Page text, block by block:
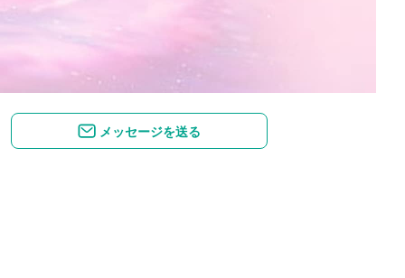
メッセージを送る